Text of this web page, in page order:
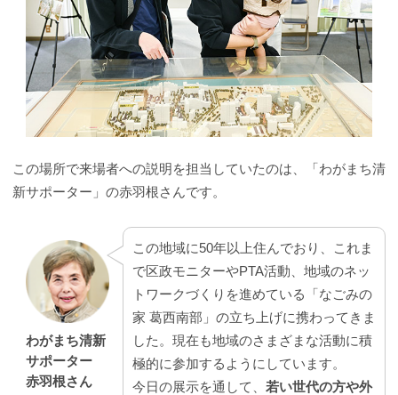
この場所で来場者への説明を担当していたのは、「わがまち清
新サポーター」の赤羽根さんです。
わがまち清新
サポーター
赤羽根さん
この地域に50年以上住んでおり、これま
で区政モニターやPTA活動、地域のネッ
トワークづくりを進めている「なごみの
家 葛西南部」の立ち上げに携わってきま
した。現在も地域のさまざまな活動に積
極的に参加するようにしています。
今日の展示を通して、 若い世代の方や外